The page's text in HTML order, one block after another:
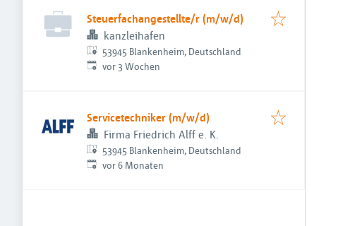
Steuerfachangestellte/r (m/w/d)
kanzleihafen
53945 Blankenheim, Deutschland
Veröffentlicht:
vor 3 Wochen
Servicetechniker (m/w/d)
Firma Friedrich Alff e. K.
53945 Blankenheim, Deutschland
Veröffentlicht:
vor 6 Monaten